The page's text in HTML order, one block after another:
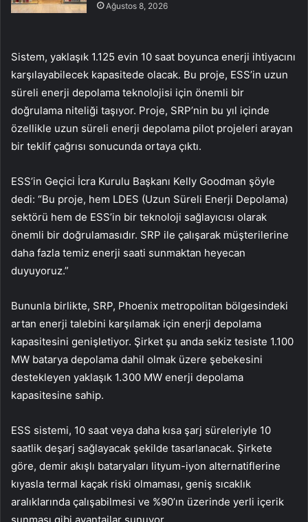
Ağustos 8, 2026
Sistem, yaklaşık 1.125 evin 10 saat boyunca enerji ihtiyacını
karşılayabilecek kapasitede olacak. Bu proje, ESS’in uzun
süreli enerji depolama teknolojisi için önemli bir
doğrulama niteliği taşıyor. Proje, SRP’nin bu yıl içinde
özellikle uzun süreli enerji depolama pilot projeleri arayan
bir teklif çağrısı sonucunda ortaya çıktı.
ESS’in Geçici İcra Kurulu Başkanı Kelly Goodman şöyle
dedi: “Bu proje, hem LDES (Uzun Süreli Enerji Depolama)
sektörü hem de ESS’in bir teknoloji sağlayıcısı olarak
önemli bir doğrulamasıdır. SRP ile çalışarak müşterilerine
daha fazla temiz enerji saati sunmaktan heyecan
duyuyoruz.”
Bununla birlikte, SRP, Phoenix metropolitan bölgesindeki
artan enerji talebini karşılamak için enerji depolama
kapasitesini genişletiyor. Şirket şu anda sekiz tesiste 1.100
MW batarya depolama dahil olmak üzere şebekesini
destekleyen yaklaşık 1.300 MW enerji depolama
kapasitesine sahip.
ESS sistemi, 10 saat veya daha kısa şarj süreleriyle 10
saatlik deşarj sağlayacak şekilde tasarlanacak. Şirkete
göre, demir akışlı bataryaları lityum-iyon alternatiflerine
kıyasla termal kaçak riski olmaması, geniş sıcaklık
aralıklarında çalışabilmesi ve %90’ın üzerinde yerli içerik